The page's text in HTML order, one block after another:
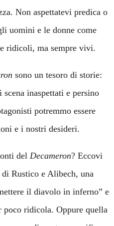
Non aspettatevi predica o
uomini e le donne come
ridicoli, ma sempre vivi.
sono un tesoro di storie:
inaspettati e persino
potremmo essere
e i nostri desideri.
del Decameron? Eccovi
Rustico e Alibech, una
il diavolo in inferno” e
ridicola. Oppure quella